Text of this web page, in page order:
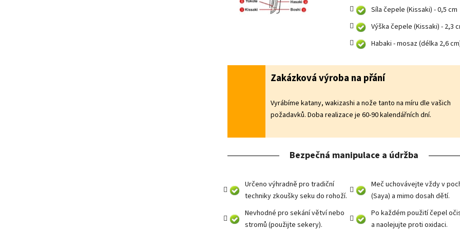
Síla čepele (Kissaki) - 0,5 cm
Výška čepele (Kissaki) - 2,3
Habaki - mosaz (délka 2,6
Zakázková výroba na přání
Vyrábíme katany, wakizashi a nože tanto na míru dle vašich
požadavků. Doba realizace je 60-90 kalendářních dní.
Bezpečná manipulace a údržba
Určeno výhradně pro tradiční
techniky zkoušky seku do rohoží.
Nevhodné pro sekání větví nebo
stromů (použijte sekery).
Meč uchovávejte vždy v
(Saya) a mimo dosah dětí.
Po každém použití čepel
a naolejujte proti oxidaci.